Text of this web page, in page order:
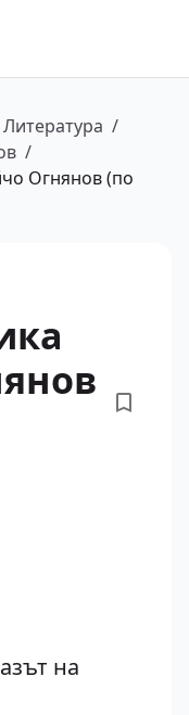
Литература /
/
Огнянов (по
на